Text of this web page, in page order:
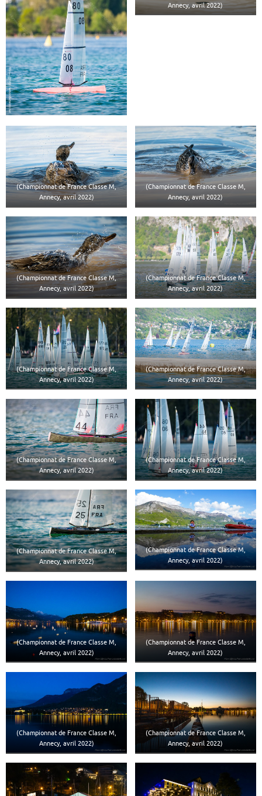
Annecy, avril 2022)
(Championnat de France Classe M,
Annecy, avril 2022)
(Championnat de France Classe M,
Annecy, avril 2022)
(Championnat de France Classe M,
Annecy, avril 2022)
(Championnat de France Classe M,
Annecy, avril 2022)
(Championnat de France Classe M,
Annecy, avril 2022)
(Championnat de France Classe M,
Annecy, avril 2022)
(Championnat de France Classe M,
Annecy, avril 2022)
(Championnat de France Classe M,
Annecy, avril 2022)
(Championnat de France Classe M,
Annecy, avril 2022)
(Championnat de France Classe M,
Annecy, avril 2022)
(Championnat de France Classe M,
Annecy, avril 2022)
(Championnat de France Classe M,
Annecy, avril 2022)
(Championnat de France Classe M,
Annecy, avril 2022)
(Championnat de France Classe M,
Annecy, avril 2022)